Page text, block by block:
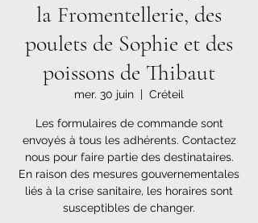
la Fromentellerie, des
poulets de Sophie et des
poissons de Thibaut
mer. 30 juin
  |
Créteil
Les formulaires de commande sont
envoyés à tous les adhérents. Contactez
nous pour faire partie des destinataires.
En raison des mesures gouvernementales
liés à la crise sanitaire, les horaires sont
susceptibles de changer.